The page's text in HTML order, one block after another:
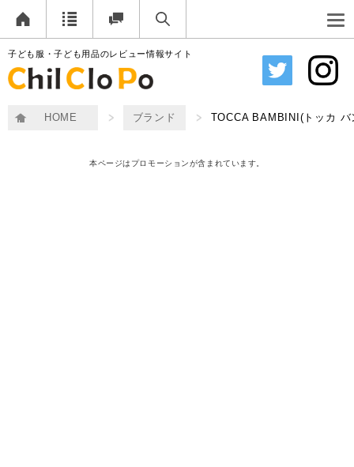
子ども服・子ども用品のレビュー情報サイト
HOME ブランド TOCCA BAMBINI(トッカ バ
本ページはプロモーションが含まれています。